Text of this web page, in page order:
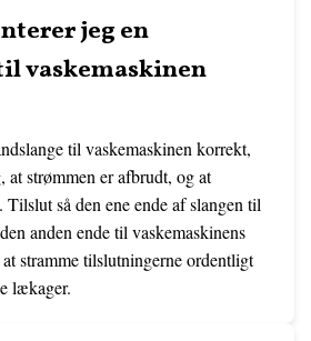
jeg en
vaskemaskinen
til vaskemaskinen korrekt,
at strømmen er afbrudt, og at
så den ene ende af slangen til
anden ende til vaskemaskinens
stramme tilslutningerne ordentligt
lækager.